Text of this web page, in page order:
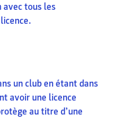
avec tous les
un club en étant dans
avoir une licence
au titre d’une